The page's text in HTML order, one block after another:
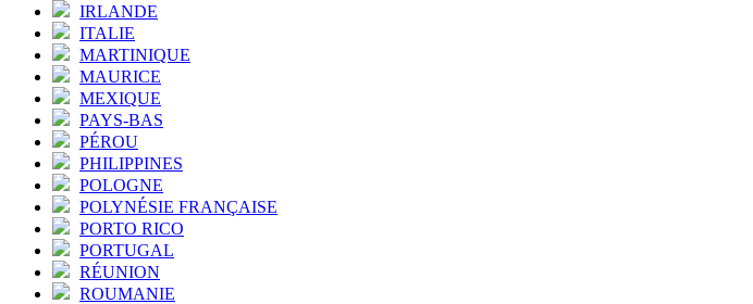
IRLANDE
ITALIE
MARTINIQUE
MAURICE
MEXIQUE
PAYS-BAS
PÉROU
PHILIPPINES
POLOGNE
POLYNÉSIE FRANÇAISE
PORTO RICO
PORTUGAL
RÉUNION
ROUMANIE